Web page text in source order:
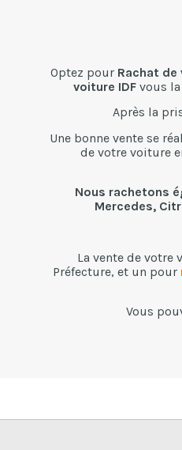
Optez pour Rachat de
voiture IDFvous la
Après la
Une bonne vente se
de votre voiture
Nous rachetons
Mercedes,
La vente de votre
Préfecture, et un pour
Vous